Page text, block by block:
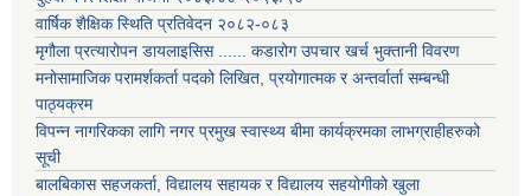
वार्षिक शैक्षिक स्थिति प्रतिवेदन २०८२-०८३
मृगौला प्रत्यारोपन डायलाइसिस ...... कडारोग उपचार खर्च भुक्तानी विवरण
मनोसामाजिक परामर्शकर्ता पदको लिखित, प्रयोगात्मक र अन्तर्वार्ता सम्बन्धी
पाठ्यक्रम
विपन्न नागरिकका लागि नगर प्रमुख स्वास्थ्य बीमा कार्यक्रमका लाभग्राहीहरुको
सूची
बालबिकास सहजकर्ता, विद्यालय सहायक र विद्यालय सहयोगीको खुला